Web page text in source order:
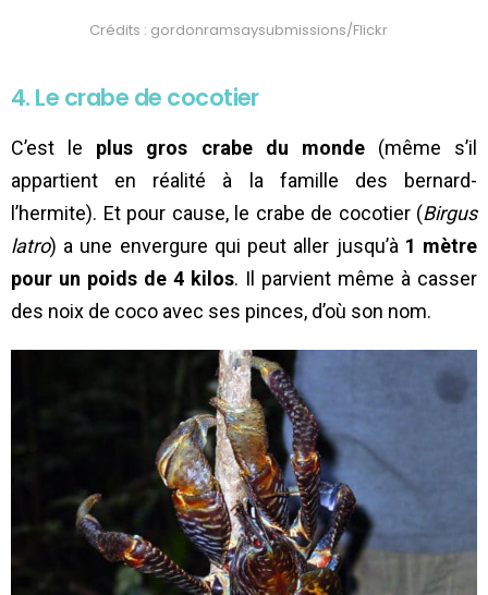
Crédits : gordonramsaysubmissions/Flickr
4. Le crabe de cocotier
C’est le plus gros crabe du monde (même s’il
appartient en réalité à la famille des bernard-
l’hermite). Et pour cause, le crabe de cocotier (Birgus
latro) a une envergure qui peut aller jusqu’à 1 mètre
pour un poids de 4 kilos. Il parvient même à casser
des noix de coco avec ses pinces, d’où son nom.